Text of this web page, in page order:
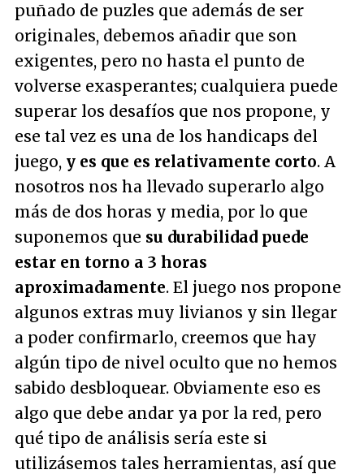
puñado de puzles que además de ser
originales, debemos añadir que son
exigentes, pero no hasta el punto de
volverse exasperantes; cualquiera puede
superar los desafíos que nos propone, y
ese tal vez es una de los handicaps del
juego, y es que es relativamente corto. A
nosotros nos ha llevado superarlo algo
más de dos horas y media, por lo que
suponemos que su durabilidad puede
estar en torno a 3 horas
aproximadamente. El juego nos propone
algunos extras muy livianos y sin llegar
a poder confirmarlo, creemos que hay
algún tipo de nivel oculto que no hemos
sabido desbloquear. Obviamente eso es
algo que debe andar ya por la red, pero
qué tipo de análisis sería este si
utilizásemos tales herramientas, así que